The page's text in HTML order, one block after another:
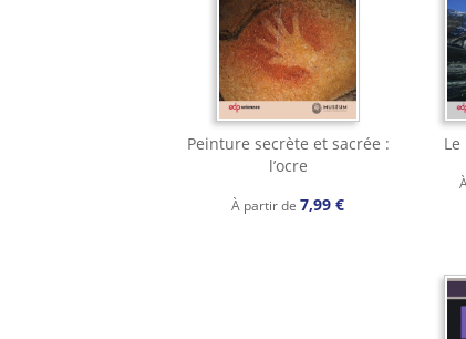
Peinture secrète et sacrée :
l’ocre
À partir de 7,99 €